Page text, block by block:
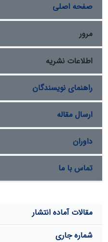
صفحه اصلی
مرور
اطلاعات نشریه
راهنمای نویسندگان
ارسال مقاله
داوران
تماس با ما
مقالات آماده انتشار
شماره جاری